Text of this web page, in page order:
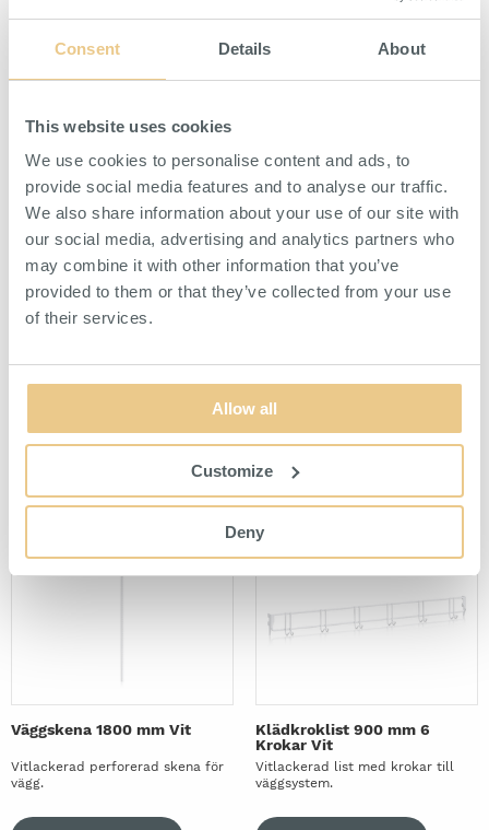
Consent Details About
This website uses cookies
We use cookies to personalise content and ads, to
provide social media features and to analyse our traffic.
We also share information about your use of our site with
our social media, advertising and analytics partners who
may combine it with other information that you’ve
provided to them or that they’ve collected from your use
of their services.
Allow all
Customize
Deny
Trådhyllplan 900x400 mm
Bärlist 1900 mm Vit
Bärlist för montering och
ombyggnation av väggsystem.
HITTA ÅTERFÖRSÄLJARE
Väggskena 1800 mm Vit
Vitlackerad perforerad skena för
vägg.
Klädkroklist 900 mm 6
Krokar Vit
Vitlackerad list med krokar till
väggsystem.